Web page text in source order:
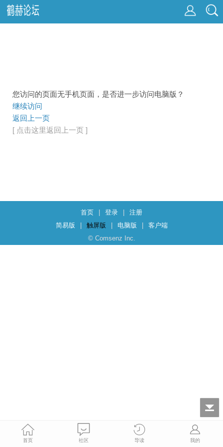
您访问的页面无手机页面，是否进一步访问电脑版？
继续访问
返回上一页
[ 点击这里返回上一页 ]
首页 登录
注册
简易版
触屏版 电脑版
客户端
© Comsenz Inc.
首页 社区 导读 我的